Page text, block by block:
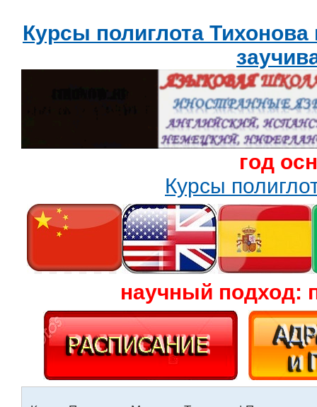
Курсы полиглота
год
Курсы
научный подход: